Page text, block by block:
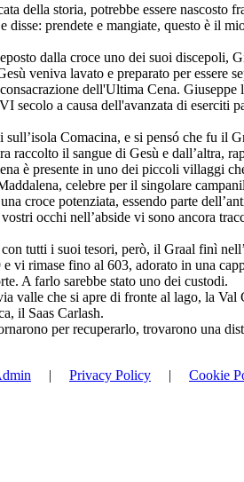
della storia, potrebbe essere nascosto
prendete e mangiate, questo è il
dalla croce uno dei suoi discepoli,
veniva lavato e preparato per essere
dell'Ultima Cena.
secolo a causa dell'avanzata di
Comacina, e si pensó che fu
raccolto il sangue di Gesù e dall’altra,
è presente in uno dei piccoli villaggi
celebre per il singolare
croce potenziata, essendo parte
occhi nell’abside vi sono ancora
tutti i suoi tesori, però, il Graal finì
rimase fino al 603, adorato in una
A farlo sarebbe stato uno dei custodi.
valle che si apre di fronte al lago, la Val
il Saas Carlash.
per recuperarlo, trovarono una
| Privacy Policy | Cookie